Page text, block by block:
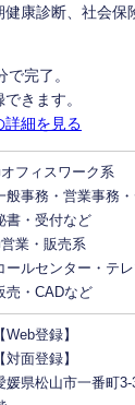
康診断、社会保
完了。
きます。
詳細を見る
フィスワーク系
般事務・営業事務
書・受付など
業・販売系
ールセンター・テ
売・CADなど
【Web登録】
【対面登録】
媛県松山市一番町